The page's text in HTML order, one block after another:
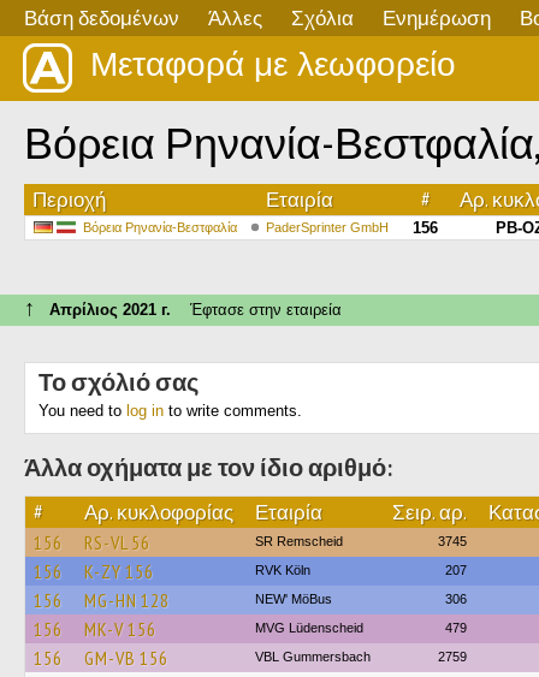
Βάση δεδομένων Άλλες Σχόλια Ενημέρωση
Μεταφορά με λεωφορείο
Βόρεια Ρηνανία-Βεστφαλία,
Περιοχή Εταιρία # Αρ.
Βόρεια Ρηνανία-Βεστφαλία PaderSprinter GmbH 156 PB-
↑ Απρίλιος 2021 г. Έφτασε στην εταιρεία
Το σχόλιό σας
You need to log in to write comments.
Άλλα οχήματα με τον ίδιο αριθμό:
# Αρ. κυκλοφορίας Εταιρία Σειρ. αρ.
156 RS-VL 56 SR Remscheid 3745
156 K-ZY 156 RVK Köln 207
156 MG-HN 128 NEW' MöBus 306
156 MK-V 156 MVG Lüdenscheid 479
156 GM-VB 156 VBL Gummersbach 2759